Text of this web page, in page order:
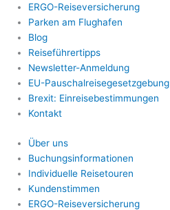
ERGO-Reiseversicherung
Parken am Flughafen
Blog
Reiseführertipps
Newsletter-Anmeldung
EU-Pauschalreisegesetzgebung
Brexit: Einreisebestimmungen
Kontakt
Über uns
Buchungsinformationen
Individuelle Reisetouren
Kundenstimmen
ERGO-Reiseversicherung